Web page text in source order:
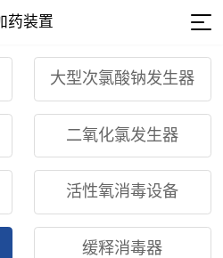
药装置
大型次氯酸钠发生器
二氧化氯发生器
活性氧消毒设备
缓释消毒器